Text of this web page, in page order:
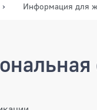
Информация для